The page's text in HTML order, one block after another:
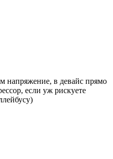
напряжение, в девайс прямо
если уж рискуете